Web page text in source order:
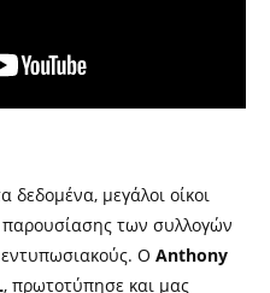
μεγάλοι οίκοι
των συλλογών
εντυπωσιακούς. Ο Anthony
, πρωτοτύπησε και μας